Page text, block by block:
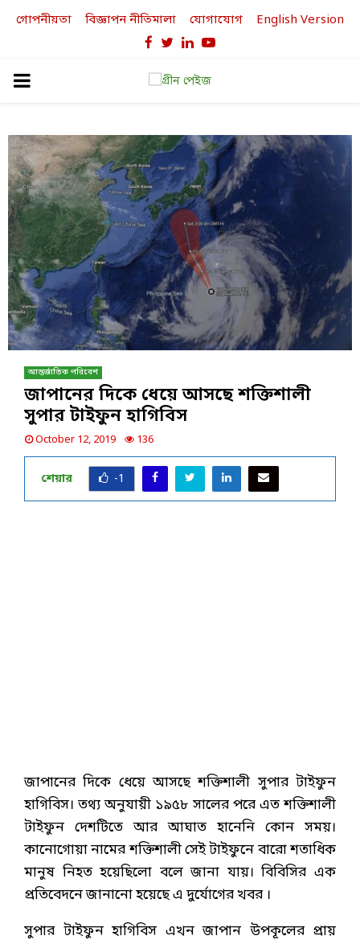
গোপনীয়তা বিজ্ঞাপন নীতিমালা যোগাযোগ English Version
Facebook
TwitterLinkedinYoutube
PRIMARY
আন্তর্জাতিক পরিবেশ
জাপানের দিকে ধেয়ে আসছে শক্তিশালী
সুপার টাইফুন হাগিবিস
October 12, 2019 136
শেয়ার -1
জাপানের দিকে ধেয়ে আসছে শক্তিশালী সুপার টাইফুন
হাগিবিস। তথ্য অনুযায়ী ১৯৫৮ সালের পরে এত শক্তিশালী
টাইফুন দেশটিতে আর আঘাত হানেনি কোন সময়।
কানোগোয়া নামের শক্তিশালী সেই টাইফুনে বারো শতাধিক
মানুষ নিহত হয়েছিলো বলে জানা যায়। বিবিসির এক
প্রতিবেদনে জানানো হয়েছে এ দুর্যোগের খবর ।
সুপার টাইফুন হাগিবিস এখন জাপান উপকূলের প্রায়